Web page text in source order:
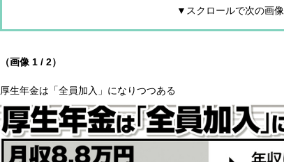
▼スクロールで次の画像
（画像 1 / 2）
厚生年金は「全員加入」になりつつある